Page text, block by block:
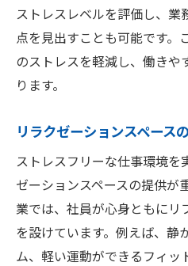
ストレスレベルを評価し、業
点を見出すことも可能です。
のストレスを軽減し、働きや
ります。
リラクゼーションスペース
ストレスフリーな仕事環境を
ゼーションスペースの提供が
業では、社員が心身ともにリ
を設けています。例えば、静
ム、軽い運動ができるフィッ